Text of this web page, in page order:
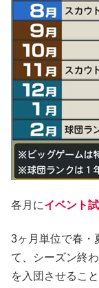
各月にイベント
3ヶ月単位で春・
て、シーズン終
を入団させるこ